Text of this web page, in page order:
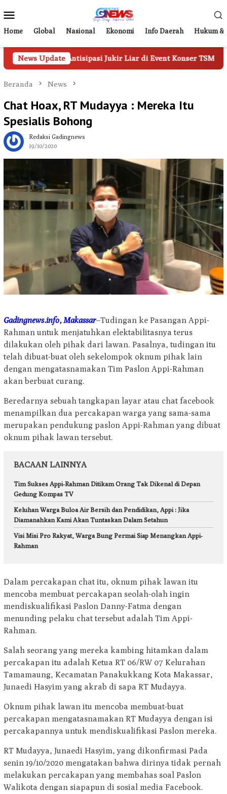
ke
kontenMobile
Home Global Nasional Ekonomi Info Daerah Hukum &
News Update
Antisipasi Jukir Liar di Event Konser TSM Tampil di
Beranda News
Chat Hoax, RT Mudayya : Mereka Itu
Spesialis Bohong
Redaksi Gadingnews
19/10/2020
Gadingnews.info, Makassar–Tudingan ke Pasangan Appi-
Rahman untuk menjatuhkan elektabilitasnya terus
dilakukan oleh pihak dari lawan. Pasalnya, tudingan itu
telah dibuat-buat oleh sekelompok oknum pihak lain
dengan mengatasnamakan Tim Paslon Appi-Rahman
akan berbuat curang.
Beredarnya sebuah tangkapan layar atau chat facebook
menampilkan dua percakapan warga yang sama-sama
merupakan pendukung paslon Appi-Rahman yang dibuat
oknum pihak lawan tersebut.
BACAAN LAINNYA
Tim Sukses Appi-Rahman Ditikam Orang Tak Dikenal di Depan
Gedung Kompas TV
Keluhan Warga Buloa Air Bersih dan Pendidikan, Appi : Jika
Diamanahkan Kami Akan Tuntaskan Dalam Setahun
Visi Misi Pro Rakyat, Warga Bung Permai Siap Menangkan Appi-
Rahman
Dalam percakapan chat itu, oknum pihak lawan itu
mencoba membuat percakapan seolah-olah ingin
mendiskualifikasi Paslon Danny-Fatma dengan
menunding pelaku chat tersebut adalah Tim Appi-
Rahman.
Salah seorang yang mereka kambing hitamkan dalam
percakapan itu adalah Ketua RT 06/RW 07 Kelurahan
Tamamaung, Kecamatan Panakukkang Kota Makassar,
Junaedi Hasyim yang akrab di sapa RT Mudayya.
Oknum pihak lawan itu mencoba membuat-buat
percakapan mengatasnamakan RT Mudayya dengan isi
percakapannya untuk mendiskualifikasi Paslon mereka.
RT Mudayya, Junaedi Hasyim, yang dikonfirmasi Pada
senin 19/10/2020 mengatakan bahwa dirinya tidak pernah
melakukan percakapan yang membahas soal Paslon
Walikota dengan siapapun di sosial media Facebook.